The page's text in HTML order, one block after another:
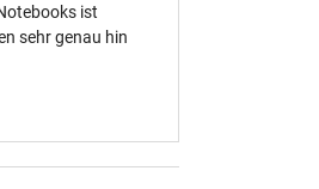
ist
sehr genau hin